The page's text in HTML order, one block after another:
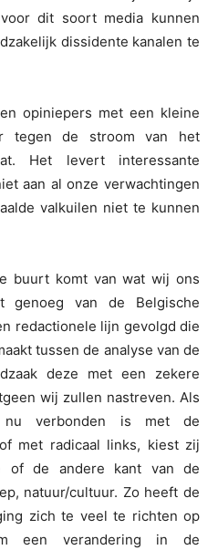
dit soort media kunnen
dissidente kanalen te
opiniepers met een kleine
tegen de stroom van het
Het levert interessante
aan al onze verwachtingen
valkuilen niet te kunnen
buurt komt van wat wij ons
genoeg van de Belgische
redactionele lijn gevolgd die
tussen de analyse van de
deze met een zekere
wij zullen nastreven. Als
verbonden is met de
met radicaal links, kiest zij
of de andere kant van de
natuur/cultuur. Zo heeft de
zich te veel te richten op
een verandering in de